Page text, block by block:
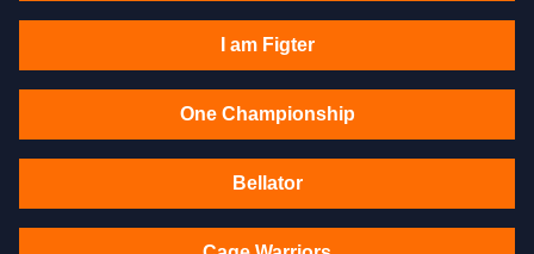
I am Figter
One Championship
Bellator